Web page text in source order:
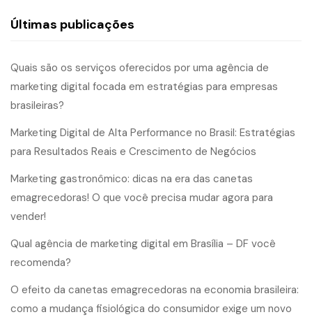
Últimas publicações
Quais são os serviços oferecidos por uma agência de
marketing digital focada em estratégias para empresas
brasileiras?
Marketing Digital de Alta Performance no Brasil: Estratégias
para Resultados Reais e Crescimento de Negócios
Marketing gastronômico: dicas na era das canetas
emagrecedoras! O que você precisa mudar agora para
vender!
Qual agência de marketing digital em Brasília – DF você
recomenda?
O efeito da canetas emagrecedoras na economia brasileira:
como a mudança fisiológica do consumidor exige um novo